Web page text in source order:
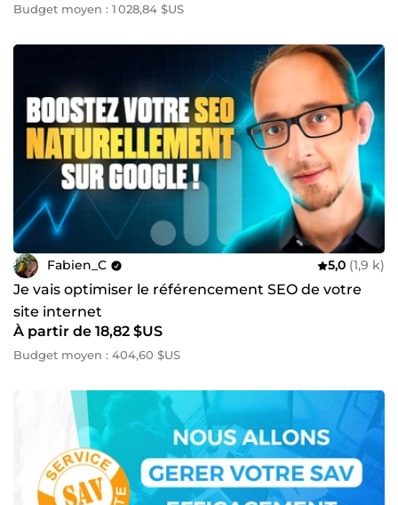
Budget moyen : 1 028,84 $US
Fabien_C 5,0 (1,9 k)
Je vais optimiser le référencement SEO de votre
site internet
À partir de 18,82 $US
Budget moyen : 404,60 $US